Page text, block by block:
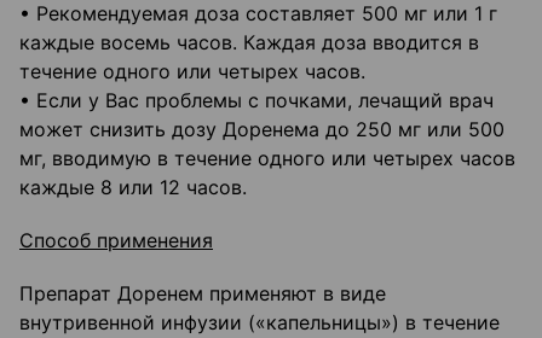
• Рекомендуемая доза составляет 500 мг или 1 г
каждые восемь часов. Каждая доза вводится в
течение одного или четырех часов.
• Если у Вас проблемы с почками, лечащий врач
может снизить дозу Доренема до 250 мг или 500
мг, вводимую в течение одного или четырех часов
каждые 8 или 12 часов.
Способ применения
Препарат Доренем применяют в виде
внутривенной инфузии («капельницы») в течение